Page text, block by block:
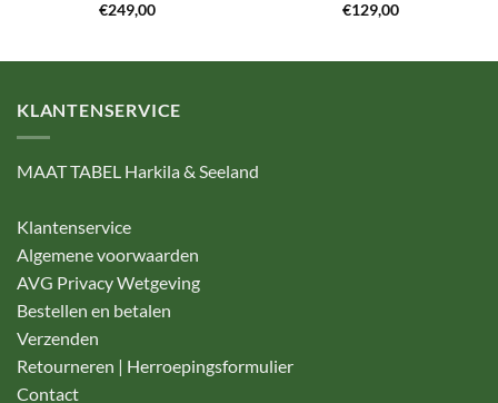
€249,00 €129,00
KLANTENSERVICE
MAAT TABEL Harkila & Seeland
Klantenservice
Algemene voorwaarden
AVG Privacy Wetgeving
Bestellen en betalen
Verzenden
Retourneren | Herroepingsformulier
Contact